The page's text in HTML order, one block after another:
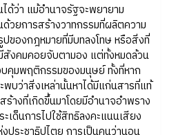
ด้ว่า แม้อำนาจรัฐจะพยายาม
วยการสร้างวาทกรรมที่ผลิตความ
ปของกฎหมายที่มีบทลงโทษ หรือสิ่งที่
สังคมคอยจับตามอง แต่ทั้งหมดล้วน
บคุมพฤติกรรมของมนุษย์ ทั้งที่หาก
บว่าสิ่งเหล่านั้นหาได้มีแก่นสารที่แท้
างที่เกิดขึ้นมาโดยมีอำนาจอำพราง
เด็นการไปใช้สิทธิลงคะแนนเสียง